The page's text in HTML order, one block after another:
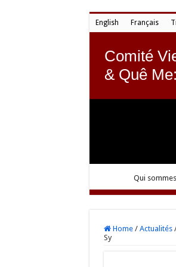
English Français
Comité
& Quê
Qui
Home / Actualités
Sy